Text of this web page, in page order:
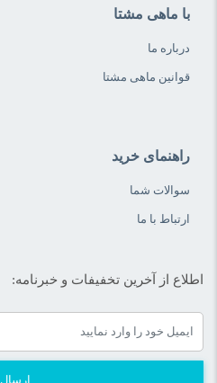
با ماهی مشتا
درباره ما
قوانین ماهی مشتا
راهنمای خرید
سوالات شما
ارتباط با ما
اطلاع از آخرین تخفیفات و خبرنامه:
ارسال